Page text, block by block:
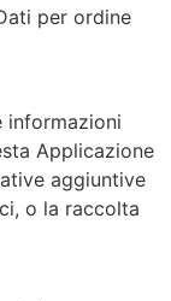
per ordine
informazioni
Applicazione
aggiuntive
o la raccolta